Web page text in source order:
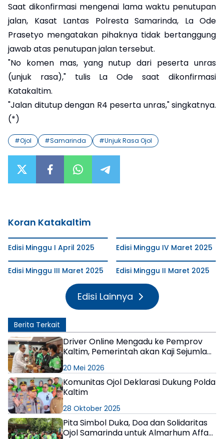
Saat dikonfirmasi mengenai lama waktu penutupan
jalan, Kasat Lantas Polresta Samarinda, La Ode
Prasetyo mengatakan pihaknya tidak bertanggung
jawab atas penutupan jalan tersebut.
"No komen mas, yang nutup dari peserta unras
(unjuk rasa)," tulis La Ode saat dikonfirmasi
Katakaltim.
"Jalan ditutup dengan R4 peserta unras," singkatnya.
(*)
#Ojol #Samarinda #Unjuk Rasa Ojol
Koran Katakaltim
Edisi Minggu I April 2025 Edisi Minggu IV Maret 2025
Edisi Minggu III Maret 2025 Edisi Minggu II Maret 2025
Edisi Lainnya
Berita Terkait
Driver Online Mengadu ke Pemprov
Kaltim, Pemerintah akan Kaji Sejumlah
20 Mei 2026
Komunitas Ojol Deklarasi Dukung Polda
Kaltim
28 Oktober 2025
Pita Simbol Duka, Doa dan Solidaritas
Ojol Samarinda untuk Almarhum Affan